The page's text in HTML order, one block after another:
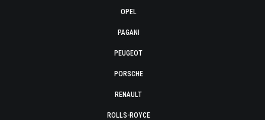
OPEL
PAGANI
PEUGEOT
PORSCHE
RENAULT
ROLLS-ROYCE